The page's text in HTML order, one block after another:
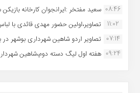
08:46 سعید مفتخر :ایرانجوان کارخانه بازیکن
11:02
تصاویر،اولین حضور مهدی قائدی با
07:14 تصاویر اردو شاهین شهرداری بوشهر
09:24 هفته اول لیگ دسته دوم،شاهین